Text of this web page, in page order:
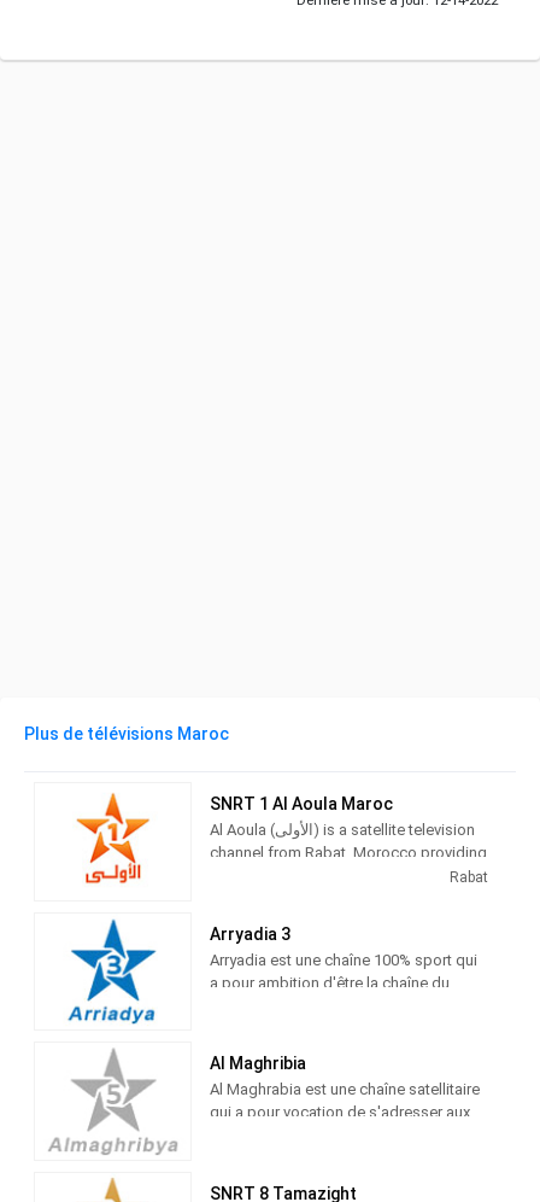
Plus de télévisions Maroc
SNRT 1 Al Aoula Maroc
Al Aoula (الأولى) is a satellite television
channel from Rabat, Morocco providing
Entertainment shows. Al Aoula is theRabat
Arryadia 3
Arryadia est une chaîne 100% sport qui
a pour ambition d'être la chaîne du
toutes les rencontres sportives
nationales ainsi que l'actualité sportive
internationale.
Al Maghribia
Al Maghrabia est une chaîne satellitaire
qui a pour vocation de s'adresser aux
SNRT 8 Tamazight